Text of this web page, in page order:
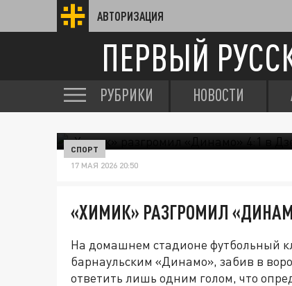
АВТОРИЗАЦИЯ
ПЕРВЫЙ
РУБРИКИ НОВОСТИ
СПОРТ
17 МАЯ 2026 20:50
«ХИМИК» РАЗГРОМИЛ
На домашнем стадионе футбольный
барнаульским «Динамо», забив в
ответить лишь одним голом, что